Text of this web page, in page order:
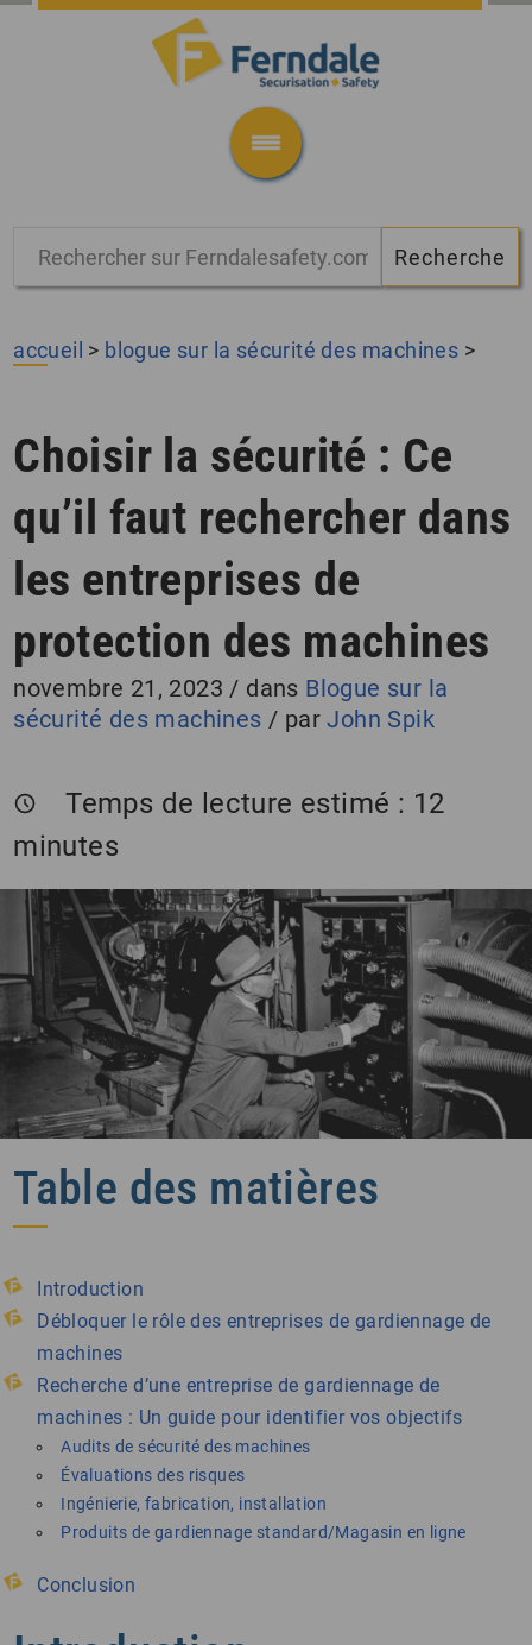
accueil > blogue sur la sécurité des machines >
Choisir la sécurité : Ce
qu’il faut rechercher dans
les entreprises de
protection des machines
novembre 21, 2023 / dans Blogue sur la
sécurité des machines / parJohn Spik
Temps de lecture estimé : 12
minutes
Table des matières
Introduction
Débloquer le rôle des entreprises de gardiennage de
machines
Recherche d’une entreprise de gardiennage de
machines : Un guide pour identifier vos objectifs
Audits de sécurité des machines
Évaluations des risques
Ingénierie, fabrication, installation
Produits de gardiennage standard/Magasin en ligne
Conclusion